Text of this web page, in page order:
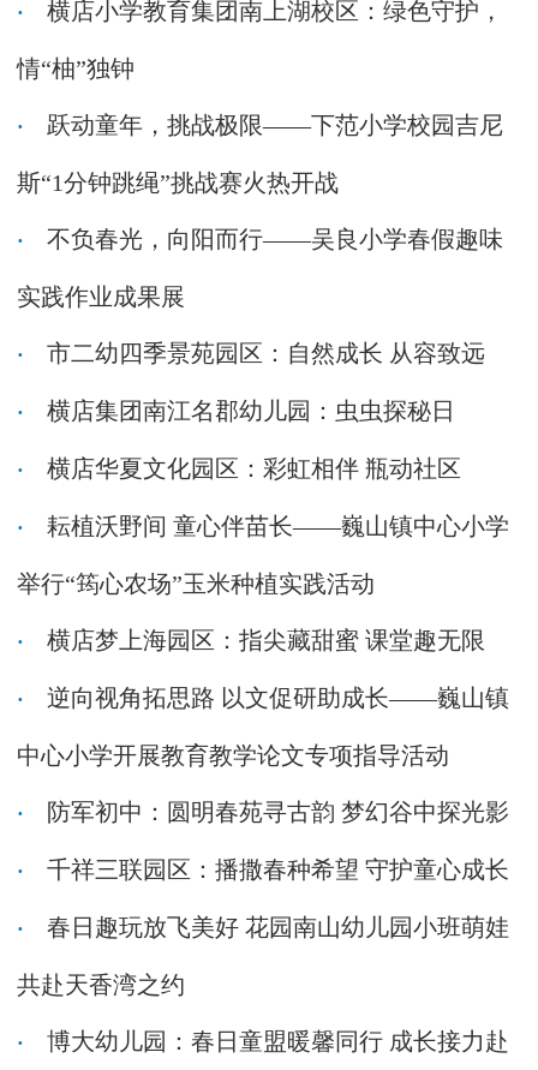
横店小学教育集团南上湖校区：绿色守护，
情“柚”独钟
跃动童年，挑战极限——下范小学校园吉尼
斯“1分钟跳绳”挑战赛火热开战
不负春光，向阳而行——吴良小学春假趣味
实践作业成果展
市二幼四季景苑园区：自然成长 从容致远
横店集团南江名郡幼儿园：虫虫探秘日
横店华夏文化园区：彩虹相伴 瓶动社区
耘植沃野间 童心伴苗长——巍山镇中心小学
举行“筠心农场”玉米种植实践活动
横店梦上海园区：指尖藏甜蜜 课堂趣无限
逆向视角拓思路 以文促研助成长——巍山镇
中心小学开展教育教学论文专项指导活动
防军初中：圆明春苑寻古韵 梦幻谷中探光影
千祥三联园区：播撒春种希望 守护童心成长
春日趣玩放飞美好 花园南山幼儿园小班萌娃
共赴天香湾之约
博大幼儿园：春日童盟暖馨同行 成长接力赴